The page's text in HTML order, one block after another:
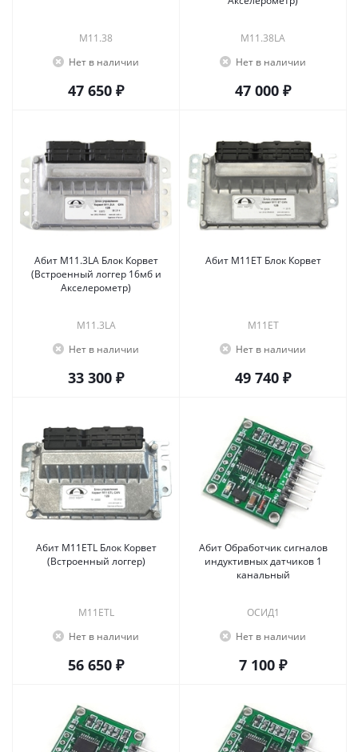
М11.38
Нет в наличии
47 650 ₽
М11.38LA
Нет в наличии
47 000 ₽
Абит М11.3LA Блок Корвет
(Встроенный логгер 16мб и
Акселерометр)
М11.3LA
Нет в наличии
33 300 ₽
Абит М11ET Блок Корвет
М11ET
Нет в наличии
49 740 ₽
Абит М11ETL Блок Корвет
(Встроенный логгер)
М11ETL
Нет в наличии
56 650 ₽
Абит Обработчик сигналов
индуктивных датчиков 1
канальный
ОСИД1
Нет в наличии
7 100 ₽